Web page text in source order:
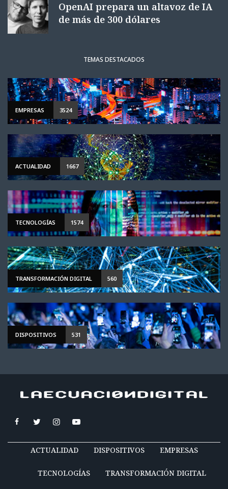
OpenAI prepara un altavoz de IA
de más de 300 dólares
TEMAS DESTACADOS
EMPRESAS 3524
ACTUALIDAD 1667
TECNOLOGÍAS 1574
TRANSFORMACIÓN DIGITAL 560
DISPOSITIVOS 531
ACTUALIDAD DISPOSITIVOS EMPRESAS
TECNOLOGÍAS TRANSFORMACIÓN DIGITAL